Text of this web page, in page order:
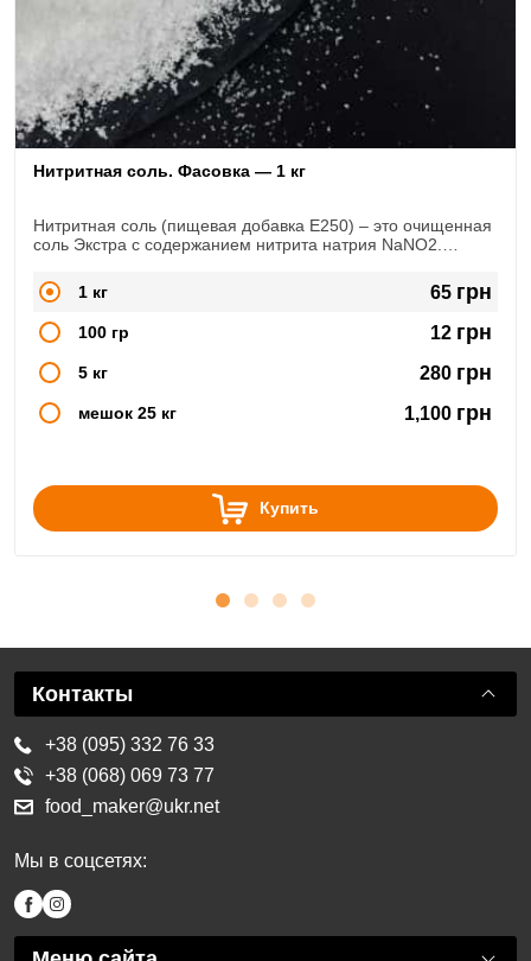
Нитритная соль. Фасовка — 1 кг
Нитритная соль (пищевая добавка Е250) – это очищенная
соль Экстра с содержанием нитрита натрия NaNO2.
изготовлении
копченостей, колбас, сыровяленых продуктов
1 кг 65 грн
100 гр 12 грн
5 кг 280 грн
мешок 25 кг 1,100 грн
Купить
Контакты
+38 (095) 332 76 33
+38 (068) 069 73 77
food_maker@ukr.net
Мы в соцсетях: